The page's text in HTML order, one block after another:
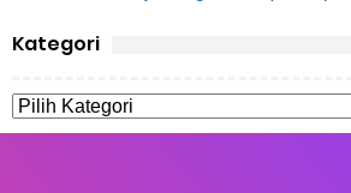
Kategori